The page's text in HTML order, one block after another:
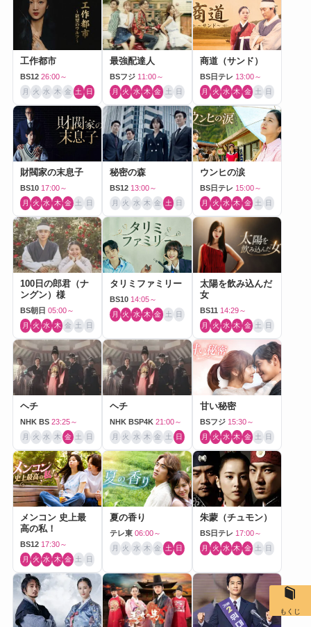
工作都市
BS12 26:00～
月 火 水 木 金 土 日
最強配達人
BSフジ 11:00～
月 火 水 木 金 土 日
商道（サンド）
BS日テレ 13:00～
月 火 水 木 金 土 日
財閥家の末息子
BS10 17:00～
月 火 水 木 金 土 日
秘密の森
BS12 13:00～
月 火 水 木 金 土 日
ウンヒの涙
BS日テレ 15:00～
月 火 水 木 金 土 日
100日の郎君（ナ
ングン）様
BS朝日 05:00～
月 火 水 木 金 土 日
タリミファミリー
BS10 14:05～
月 火 水 木 金 土 日
太陽を飲み込んだ
女
BS11 14:29～
月 火 水 木 金 土 日
ヘチ
NHK BS 23:25～
月 火 水 木 金 土 日
ヘチ
NHK BSP4K 21:00～
月 火 水 木 金 土 日
甘い秘密
BSフジ 15:30～
月 火 水 木 金 土 日
メンコン 史上最
高の私！
BS12 17:30～
月 火 水 木 金 土 日
夏の香り
テレ東 06:00～
月 火 水 木 金 土 日
朱蒙（チュモン）
BS日テレ 17:00～
月 火 水 木 金 土 日
もくじ